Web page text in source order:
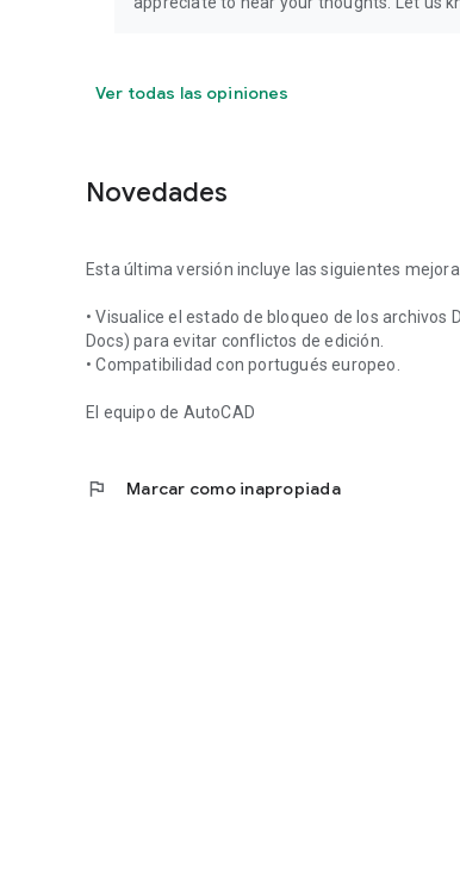
Ver todas las opiniones
Novedades
Esta última versión incluye las siguientes
• Visualice el estado de bloqueo de los
Docs) para evitar conflictos de edición.
• Compatibilidad con portugués europeo.
El equipo de AutoCAD
flag Marcar como inapropiada